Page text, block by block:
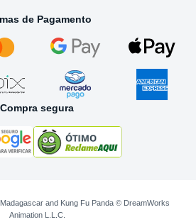
de Pagamento
Compra segura
and Kung Fu Panda © DreamWorks
Animation L.L.C.